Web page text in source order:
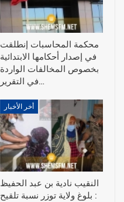
محكمة المحاسبات إنطلقت
في إصدار أحكامها الابتدائية
بخصوص المخالفات الواردة
في التقرير…
أخر الأخبار
النقيب نادية بن عبد الحفيظ
: بلوغ ولاية توزر نسبة تلقيح